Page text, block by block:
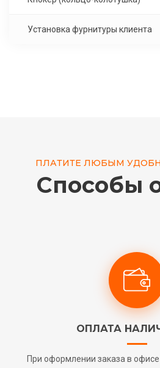
Установка фурнитуры клиента
ПЛАТИТЕ ЛЮБЫМ
Способы
ОПЛАТА
При оформлении заказа в